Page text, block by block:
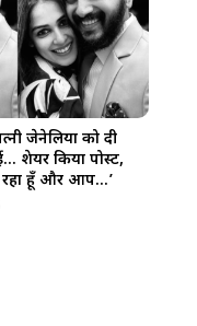
जेनेलिया को दी
शेयर किया पोस्ट,
रहा हूँ और आप…’